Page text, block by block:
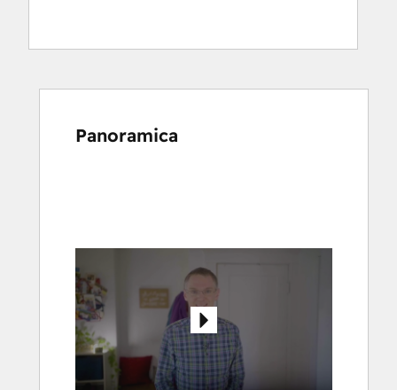
Panoramica
vedere
gli
altri
articoli